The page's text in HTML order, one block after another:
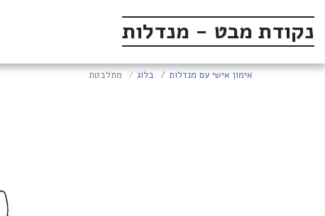
נקודת מבט - מנדלות
אימון אישי עם מנדלות בלוג מתלבטת